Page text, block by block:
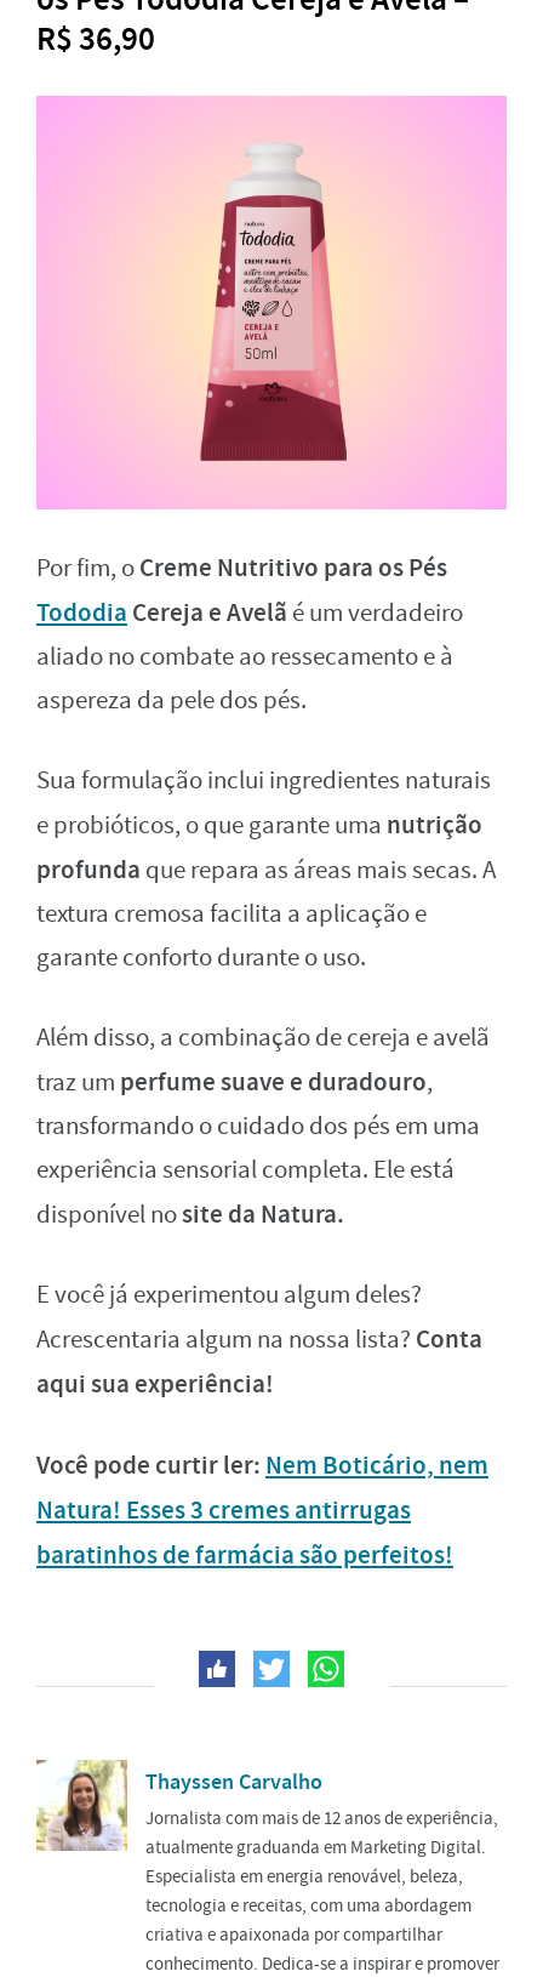
R$ 36,90
Por fim, oCreme Nutritivo para os Pés
Tododia Cereja e Avelã é um verdadeiro
aliado no combate ao ressecamento e à
aspereza da pele dos pés.
Sua formulação inclui ingredientes naturais
e probióticos, o que garante uma nutrição
profunda que repara as áreas mais secas. A
textura cremosa facilita a aplicação e
garante conforto durante o uso.
Além disso, a combinação de cereja e avelã
traz um perfume suave e duradouro,
transformando o cuidado dos pés em uma
experiência sensorial completa. Ele está
disponível nosite da Natura.
E você já experimentou algum deles?
Acrescentaria algum na nossa lista? Conta
aqui sua experiência!
Você pode curtir ler: Nem Boticário, nem
Natura! Esses 3 cremes antirrugas
baratinhos de farmácia são perfeitos!
Thayssen Carvalho
Jornalista com mais de 12 anos de experiência,
atualmente graduanda em Marketing Digital.
Especialista em energia renovável, beleza,
tecnologia e receitas, com uma abordagem
criativa e apaixonada por compartilhar
conhecimento. Dedica-se a inspirar e promover